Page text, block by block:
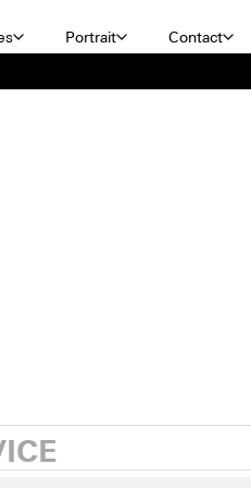
Portrait Contact